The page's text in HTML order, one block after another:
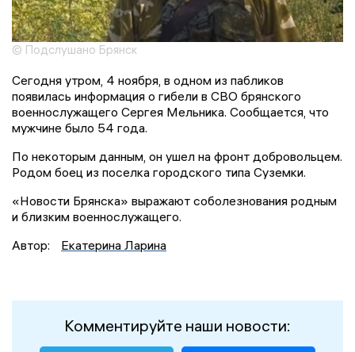
© Подслушано Брянск
Сегодня утром, 4 ноября, в одном из пабликов
появилась информация о гибели в СВО брянского
военнослужащего Сергея Мельника. Сообщается, что
мужчине было 54 года.
По некоторым данным, он ушел на фронт добровольцем.
Родом боец из поселка городского типа Суземки.
«Новости Брянска» выражают соболезнования родным
и близким военнослужащего.
Автор:
Екатерина Ларина
Комментируйте наши новости: